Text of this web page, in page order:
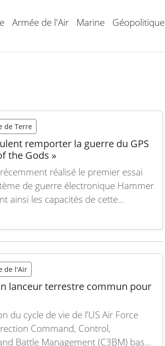
Armée de l'Air Marine Géopolitique
de Terre
remporter la guerre du GPS
the Gods »
réalisé le premier essai
de guerre électronique Hammer
ainsi les capacités de cette
ci dans le cadre du Project
6 à Fort Irwin, en Californie,…
de l'Air
lanceur terrestre commun pour
du cycle de vie de l’US Air Force
Command, Control,
Battle Management (C3BM) basée